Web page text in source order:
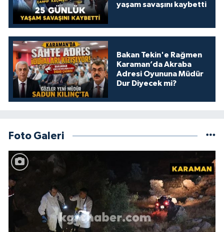
yaşam savaşını kaybetti
Bakan Tekin'e Rağmen
Karaman’da Akraba
Adresi Oyununa Müdür
Dur Diyecek mi?
Foto Galeri